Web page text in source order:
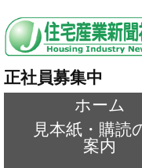
正社員募集中
ホーム
見本紙・購読
案内